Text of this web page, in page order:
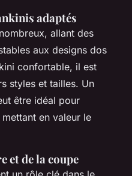
adaptés
allant des
aux designs dos
confortable, il est
styles et tailles. Un
être idéal pour
en valeur le
et de la coupe